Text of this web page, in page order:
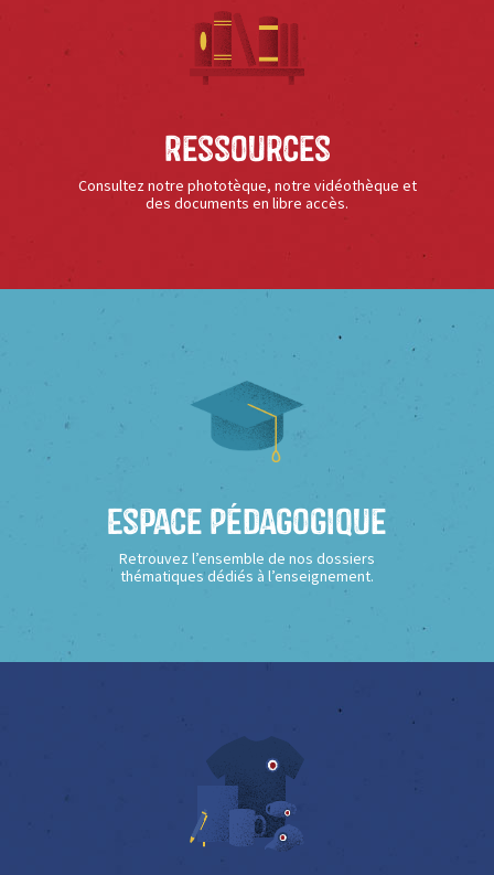
Ressources
Consultez notre phototèque, notre vidéothèque et
des documents en libre accès.
Espace Pédagogique
Retrouvez l’ensemble de nos dossiers
thématiques dédiés à l’enseignement.